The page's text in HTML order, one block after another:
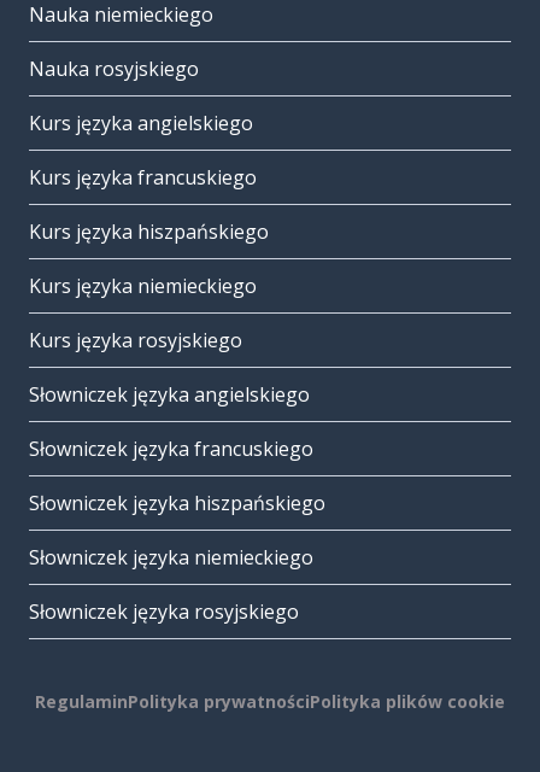
Nauka niemieckiego
Nauka rosyjskiego
Kurs języka angielskiego
Kurs języka francuskiego
Kurs języka hiszpańskiego
Kurs języka niemieckiego
Kurs języka rosyjskiego
Słowniczek języka angielskiego
Słowniczek języka francuskiego
Słowniczek języka hiszpańskiego
Słowniczek języka niemieckiego
Słowniczek języka rosyjskiego
RegulaminPolityka prywatnościPolityka plików cookie